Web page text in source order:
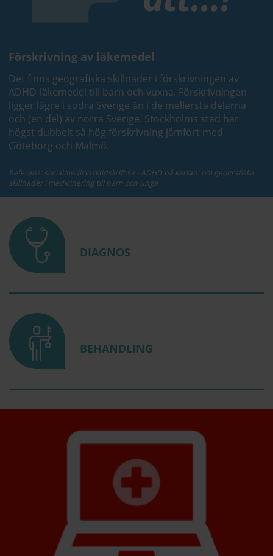
Förskrivning av läkemedel
Det finns geografiska skillnader i förskrivningen av
ADHD-läkemedel till barn och vuxna. Förskrivningen
ligger lägre i södra Sverige än i de mellersta delarna
och (en del) av norra Sverige. Stockholms stad har
högst dubbelt så hög förskrivning jämfört med
Göteborg och Malmö.
Referens: socialmedicinsktidskrift.se - ADHD på kartan: om geografiska
skillnader i medicinering till barn och unga
DIAGNOS
BEHANDLING